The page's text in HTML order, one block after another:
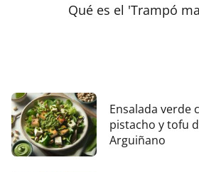
Qué es el 'Trampó
Ensalada verde
pistacho y tofu
Arguiñano